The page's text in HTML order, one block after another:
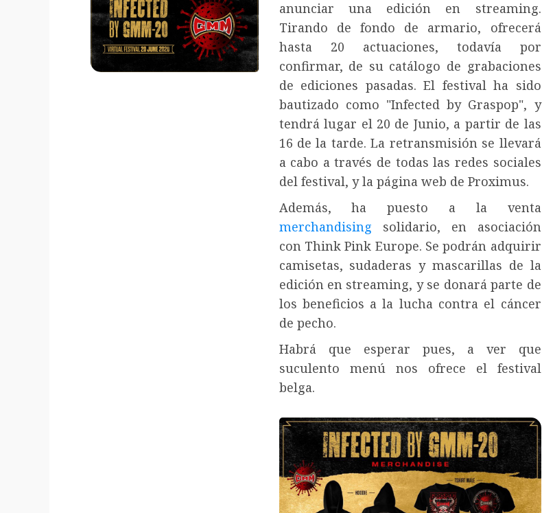
anunciar una edición en streaming.
Tirando de fondo de armario, ofrecerá
hasta 20 actuaciones, todavía por
confirmar, de su catálogo de grabaciones
de ediciones pasadas. El festival ha sido
bautizado como "Infected by Graspop", y
tendrá lugar el 20 de Junio, a partir de las
16 de la tarde. La retransmisión se llevará
a cabo a través de todas las redes sociales
del festival, y la página web de Proximus.
Además, ha puesto a la venta
merchandising solidario, en asociación
con Think Pink Europe. Se podrán adquirir
camisetas, sudaderas y mascarillas de la
edición en streaming, y se donará parte de
los beneficios a la lucha contra el cáncer
de pecho.
Habrá que esperar pues, a ver que
suculento menú nos ofrece el festival
belga.